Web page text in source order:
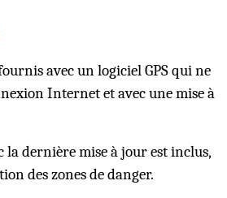
avec un logiciel GPS qui ne
Internet et avec une mise à
la dernière mise à jour est inclus,
des zones de danger.